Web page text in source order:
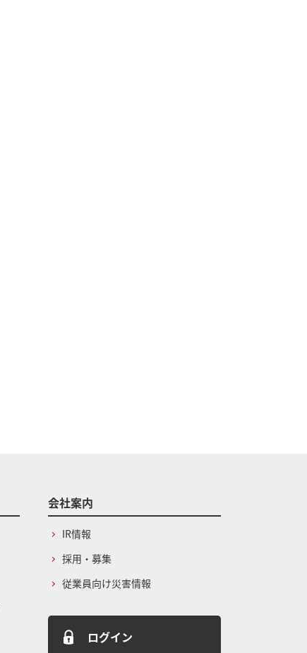
会社案内
IR情報
採用・募集
従業員向け災害情報
ログイン